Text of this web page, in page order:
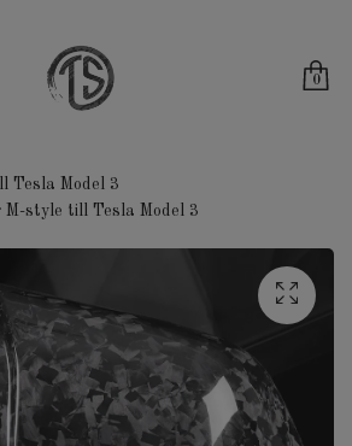
0
Tesla Model 3
M-style till Tesla Model 3